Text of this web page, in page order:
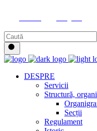
DESPRE
Servicii
Structură,
Secții
Regulament